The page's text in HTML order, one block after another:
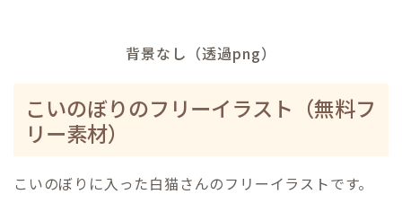
背景なし（透過png）
こいのぼりのフリーイラスト（無料フ
リー素材）
こいのぼりに入った白猫さんのフリーイラストです。